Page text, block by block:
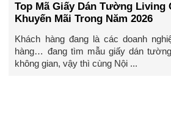
Top Mã Giấy Dán Tường Living
Khuyến Mãi Trong Năm 2026
Khách hàng đang là các doanh
hàng… đang tìm mẫu giấy dán
không gian, vậy thì cùng Nội ...